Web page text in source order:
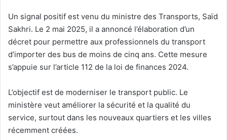
Un signal positif est venu du ministre des Transports, Saïd
Sakhri. Le 2 mai 2025, il a annoncé l’élaboration d’un
décret pour permettre aux professionnels du transport
d’importer des bus de moins de cinq ans. Cette mesure
s’appuie sur l’article 112 de la loi de finances 2024.
L’objectif est de moderniser le transport public. Le
ministère veut améliorer la sécurité et la qualité du
service, surtout dans les nouveaux quartiers et les villes
récemment créées.